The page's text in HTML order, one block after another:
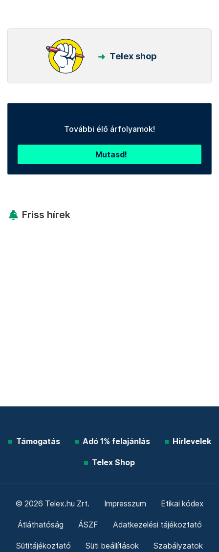
Telex shop
További élő árfolyamok!
Mutasd!
Friss hírek
Támogatás Adó 1% felajánlás Hírlevelek
Telex Shop
© 2026 Telex.hu Zrt. Impresszum Etikai kódex
Átláthatóság ÁSZF Adatkezelési tájékoztató
Sütitájékoztató Süti beállítások Szabályzatok